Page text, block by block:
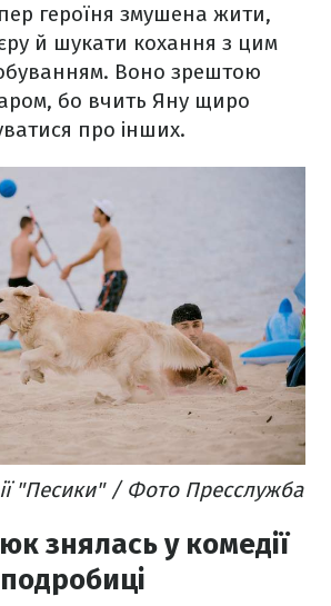
героїня змушена жити,
й шукати кохання з цим
Воно зрештою
бо вчить Яну щиро
про інших.
"Песики" / Фото Пресслужба
знялась у комедії